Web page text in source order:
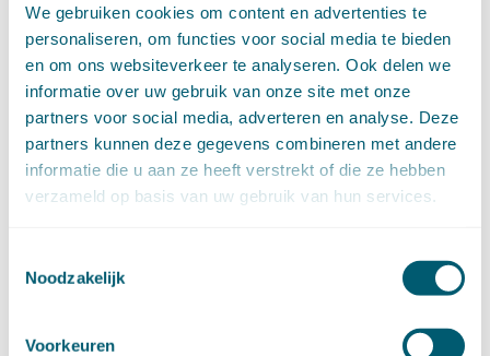
We gebruiken cookies om content en advertenties te
personaliseren, om functies voor social media te bieden
en om ons websiteverkeer te analyseren. Ook delen we
informatie over uw gebruik van onze site met onze
partners voor social media, adverteren en analyse. Deze
partners kunnen deze gegevens combineren met andere
informatie die u aan ze heeft verstrekt of die ze hebben
verzameld op basis van uw gebruik van hun services.
Noodzakelijk
Voorkeuren
september (8)
augustus (6)
juli (14)
juni (13)
mei (13)
april (15)
maart (8)
februari (16)
november (17)
september (9)